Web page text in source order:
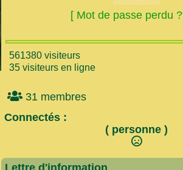
[ Mot de passe perdu ?
561380 visiteurs
35 visiteurs en ligne
31 membres
Connectés :
( personne )
Lettre d'information